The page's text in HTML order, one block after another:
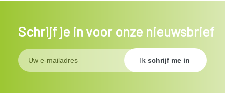
Schrijf je in voor onze nieuwsbrief